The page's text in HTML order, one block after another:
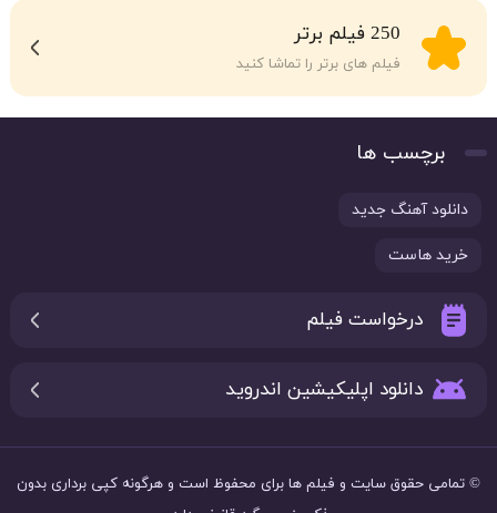
250 فیلم برتر
فیلم های برتر را تماشا کنید
برچسب ها
دانلود آهنگ جدید
خرید هاست
درخواست فیلم
دانلود اپلیکیشین اندروید
© تمامی حقوق سایت و فیلم ها برای محفوظ است و هرگونه کپی برداری بدون